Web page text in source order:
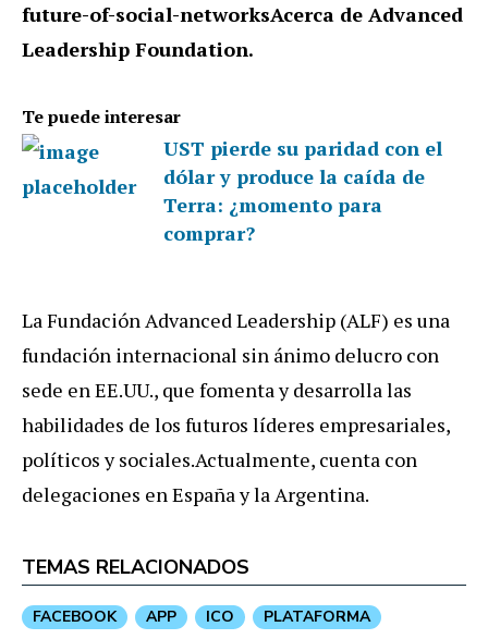
future-of-social-networksAcerca de Advanced
Leadership Foundation.
Te puede interesar
UST pierde su paridad con el
dólar y produce la caída de
Terra: ¿momento para
comprar?
LaFundaciónAdvanced Leadership (ALF) es una
fundación internacional sin ánimo delucro con
sede en EE.UU., que fomenta y desarrolla las
habilidades de los futuros líderes empresariales,
políticos y sociales.Actualmente, cuenta con
delegaciones en España y la Argentina.
TEMAS RELACIONADOS
FACEBOOK APP ICO
PLATAFORMA